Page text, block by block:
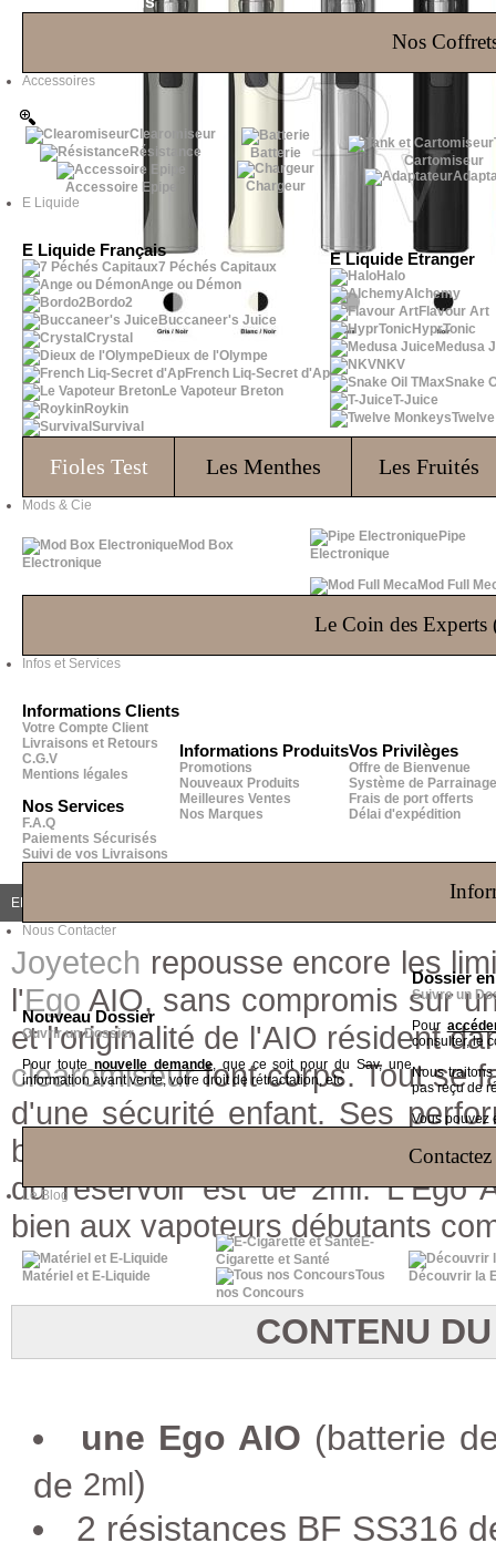
Nos
Accessoires
Clearomiseur
Résistance
Accessoire Epipe
Batterie
Chargeur
Cartomiseur
E Liquide
E Liquide Français
7 Péchés Capitaux
Ange ou Démon
Bordo2
Buccaneer's Juice
Crystal
Dieux de l'Olympe
French Liq-Secret d'Ap
Le Vapoteur Breton
Roykin
Survival
E Liquide Etranger
Halo
Alchemy
Flavour Art
HyprTonic
Medusa
NKV
Snake
T-Juice
Fioles Test Les Menthes Les Fruités
Mods & Cie
Mod Box
Electronique
Pipe
Electronique
Mod Full
Le Coin des Experts
Infos et Services
Informations Clients
Votre Compte Client
Livraisons et Retours
C.G.V
Mentions légales
Nos Services
F.A.Q
Paiements Sécurisés
Suivi de vos Livraisons
Informations Produits
Promotions
Nouveaux Produits
Meilleures Ventes
Nos Marques
Vos Privilèges
Offre de Bienvenue
Système de Parrainage
Frais de port offerts
Délai d'expédition
Nous Contacter
Nouveau Dossier
Ouvrir un Dossier
Pour toute nouvelle demande, que ce soit pour du Sav, une
information avant vente, votre droit de rétractation, etc
Dossier
Suivre un
Pour
consulter, le
Nous
pas reçu de
Vous pouvez
Le Blog
Matériel et E-Liquide
E-
Cigarette et Santé
Tous
nos Concours
Découvrir la
EN SAVOIR PLUS
Joyetech repousse encore les
l'Ego AIO, sans compromis sur
et l'originalité de l'AIO résident
clearomiseurfont corps. Tout se
d'une sécurité enfant. Ses
batterie de 1500 mA lui
du réservoir est de 2ml. L'Ego
bien aux vapoteurs débutants
CONTENU
une Ego AIO (batterie
de 2ml)
2 résistances BF SS316